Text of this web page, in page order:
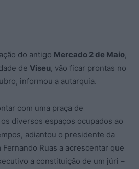
do antigo Mercado 2 de Maio,
de Viseu, vão ficar prontas no
informou a autarquia.
com uma praça de
diversos espaços ocupados ao
adiantou o presidente da
Fernando Ruas a acrescentar que
a constituição de um júri –